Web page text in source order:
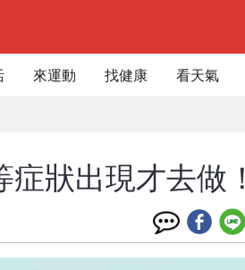
來運動 找健康 看天氣
狀出現才去做！